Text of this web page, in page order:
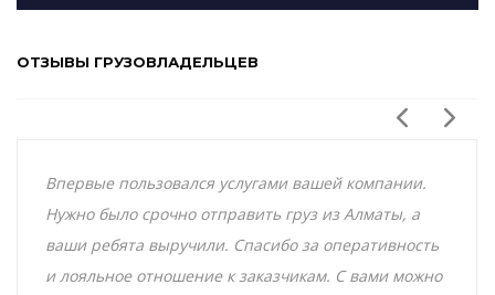
ОТЗЫВЫ ГРУЗОВЛАДЕЛЬЦЕВ
Впервые пользовался услугами вашей компании.
Нужно было срочно отправить груз из Алматы, а
ваши ребята выручили. Спасибо за оперативность
и лояльное отношение к заказчикам. С вами можно